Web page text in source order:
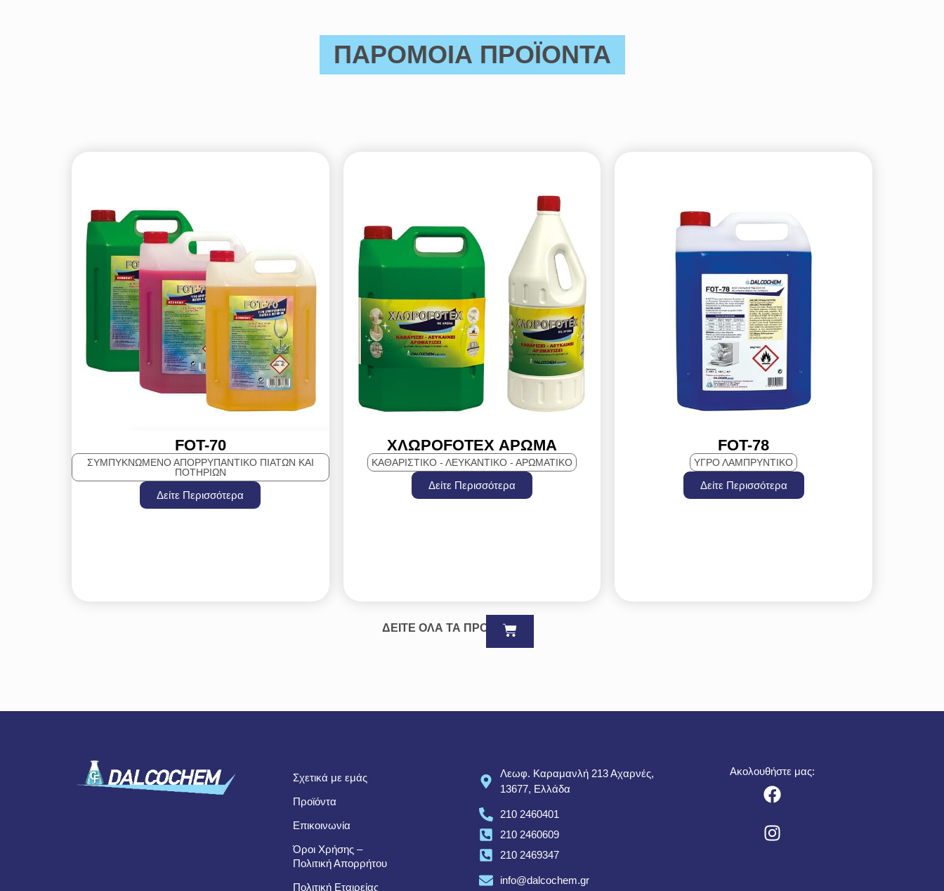
ΠΑΡΟΜΟΙΑ ΠΡΟΪΟΝΤΑ
FOT-70
ΣΥΜΠΥΚΝΩΜΕΝΟ ΑΠΟΡΡΥΠΑΝΤΙΚΟ ΠΙΑΤΩΝ ΚΑΙ
ΠΟΤΗΡΙΩΝ
Δείτε Περισσότερα
ΧΛΩΡΟFOTEX ΑΡΩΜΑ
ΚΑΘΑΡΙΣΤΙΚΌ - ΛΕΥΚΑΝΤΙΚΌ - ΑΡΩΜΑΤΙΚΌ
Δείτε Περισσότερα
FOT-78
ΥΓΡΟ ΛΑΜΠΡΥΝΤΙΚΟ
Δείτε Περισσότερα
ΔΕΙΤΕ ΟΛΑ ΤΑ ΠΡΟΪΟΝΤΑ
Σχετικά με εμάς
Προϊόντα
Επικοινωνία
Όροι Χρήσης –
Πολιτική Απορρήτου
Πολιτική Εταιρείας
Λεωφ. Καραμανλή 213 Αχαρνές,
13677, Ελλάδα
210 2460401
210 2460609
210 2469347
info@dalcochem.gr
Ακολουθήστε μας: